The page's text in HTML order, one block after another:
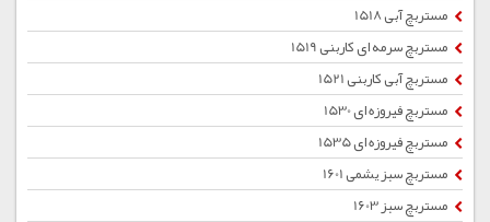
مستربچ آبی 1518
مستربچ سرمه ای کاربنی 1519
مستربچ آبی کاربنی 1521
مستربچ فیروزه ای 1530
مستربچ فیروزه ای 1535
مستربچ سبز یشمی 1601
مستربچ سبز 1603